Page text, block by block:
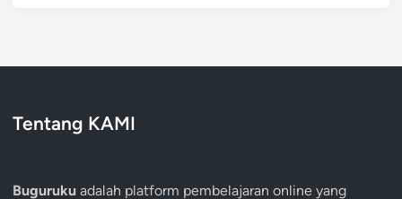
Tentang KAMI
Buguruku adalah platform pembelajaran online yang